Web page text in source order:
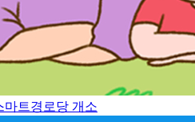
마트경로당 개소